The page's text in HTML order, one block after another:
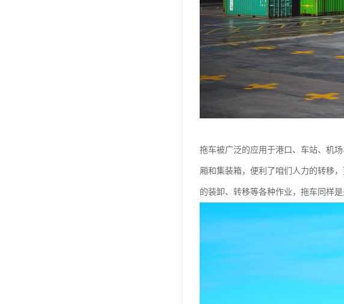
拖车被广泛的应用于港口、车站、机
厢和集装箱，便利了咱们人力的转移
的装卸、转移等各种作业，拖车同样